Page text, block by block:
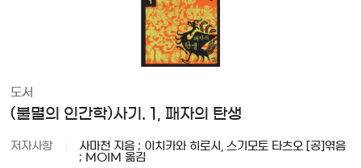
도서
(불멸의 인간학)사기. 1, 패자의 탄생
저자사항
사마천 지음 ; 이치카와 히로시, 스기모토 타츠오 [공]엮음
; MOIM 옮김